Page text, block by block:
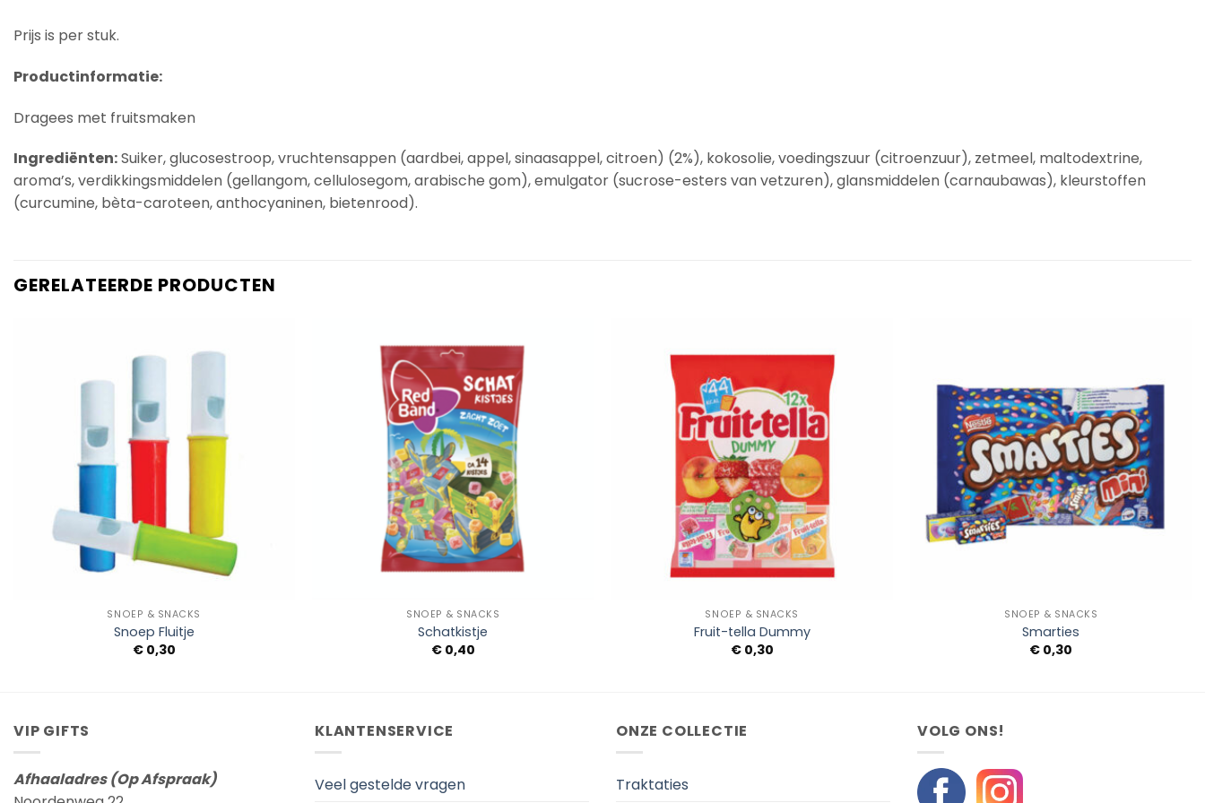
Prijs is per stuk.
Productinformatie:
Dragees met fruitsmaken
Ingrediënten:Suiker, glucosestroop, vruchtensappen (aardbei, appel, sinaasappel, citroen) (2%), kokosolie, voedingszuur (citroenzuur), zetmeel, maltodextrine,
aroma’s, verdikkingsmiddelen (gellangom, cellulosegom, arabische gom), emulgator (sucrose-esters van vetzuren), glansmiddelen (carnaubawas), kleurstoffen
(curcumine, bèta-caroteen, anthocyaninen, bietenrood).
GERELATEERDE PRODUCTEN
SNOEP & SNACKS
Snoep Fluitje
€0,30
SNOEP & SNACKS
Schatkistje
€0,40
SNOEP & SNACKS
Fruit-tella Dummy
€0,30
Wishlist
SNOEP & SNACKS
Smarties
€ 0,30
VIP GIFTS
Afhaaladres (Op Afspraak)
KLANTENSERVICE
Veel gestelde vragen
ONZE COLLECTIE
Traktaties
VOLG ONS!